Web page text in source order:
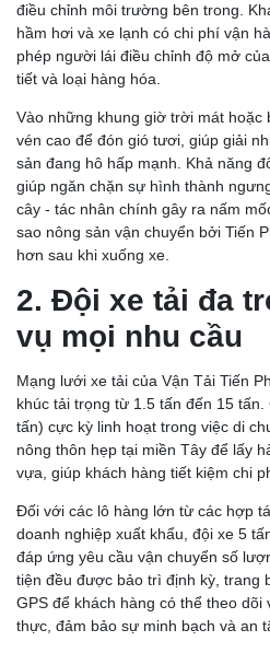
điều chỉnh môi trường bên trong.
hầm hơi và xe lạnh có chi phí vận
phép người lái điều chỉnh độ mở
tiết và loại hàng hóa.
Vào những khung giờ trời mát hoặc
vén cao để đón gió tươi, giúp giải
sản đang hô hấp mạnh. Khả năng
giúp ngăn chặn sự hình thành
cây - tác nhân chính gây ra nấm
sao nông sản vận chuyển bởi Tiến
hơn sau khi xuống xe.
2. Đội xe tải đa
vụ mọi nhu cầu
Mạng lưới xe tải của Vận Tải Tiến
khúc tải trọng từ 1.5 tấn đến 15
tấn) cực kỳ linh hoạt trong việc di
nông thôn hẹp tại miền Tây để lấy
vựa, giúp khách hàng tiết kiệm chi
Đối với các lô hàng lớn từ các hợp
doanh nghiệp xuất khẩu, đội xe 5
đáp ứng yêu cầu vận chuyển số
tiện đều được bảo trì định kỳ, trang
GPS để khách hàng có thể theo
thực, đảm bảo sự minh bạch và an